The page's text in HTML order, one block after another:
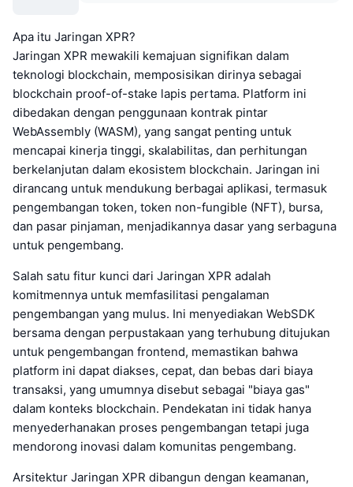
Apa itu Jaringan XPR?
Jaringan XPR mewakili kemajuan signifikan dalam
teknologi blockchain, memposisikan dirinya sebagai
blockchain proof-of-stake lapis pertama. Platform ini
dibedakan dengan penggunaan kontrak pintar
WebAssembly (WASM), yang sangat penting untuk
mencapai kinerja tinggi, skalabilitas, dan perhitungan
berkelanjutan dalam ekosistem blockchain. Jaringan ini
dirancang untuk mendukung berbagai aplikasi, termasuk
pengembangan token, token non-fungible (NFT), bursa,
dan pasar pinjaman, menjadikannya dasar yang serbaguna
untuk pengembang.
Salah satu fitur kunci dari Jaringan XPR adalah
komitmennya untuk memfasilitasi pengalaman
pengembangan yang mulus. Ini menyediakan WebSDK
bersama dengan perpustakaan yang terhubung ditujukan
untuk pengembangan frontend, memastikan bahwa
platform ini dapat diakses, cepat, dan bebas dari biaya
transaksi, yang umumnya disebut sebagai "biaya gas"
dalam konteks blockchain. Pendekatan ini tidak hanya
menyederhanakan proses pengembangan tetapi juga
mendorong inovasi dalam komunitas pengembang.
Arsitektur Jaringan XPR dibangun dengan keamanan,